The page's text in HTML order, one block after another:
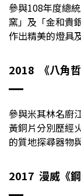
參與108年度總
窯」及「金和貴
作出精美的燈具
2018 《八角哲
參與米其林名廚
黃銅片分別歷經
的質地探尋器物
2017 漫威 《